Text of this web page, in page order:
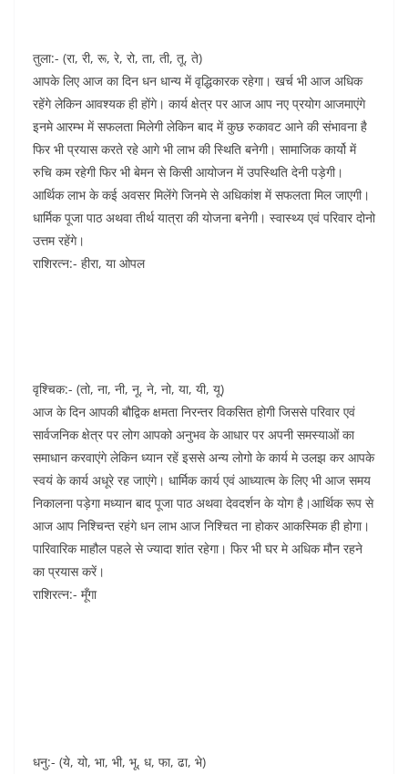
तुला:- (रा, री, रू, रे, रो, ता, ती, तू, ते)
आपके लिए आज का दिन धन धान्य में वृद्धिकारक रहेगा। खर्च भी आज अधिक
रहेंगे लेकिन आवश्यक ही होंगे। कार्य क्षेत्र पर आज आप नए प्रयोग आजमाएंगे
इनमे आरम्भ में सफलता मिलेगी लेकिन बाद में कुछ रुकावट आने की संभावना है
फिर भी प्रयास करते रहे आगे भी लाभ की स्थिति बनेगी। सामाजिक कार्यो में
रुचि कम रहेगी फिर भी बेमन से किसी आयोजन में उपस्थिति देनी पड़ेगी।
आर्थिक लाभ के कई अवसर मिलेंगे जिनमे से अधिकांश में सफलता मिल जाएगी।
धार्मिक पूजा पाठ अथवा तीर्थ यात्रा की योजना बनेगी। स्वास्थ्य एवं परिवार दोनो
उत्तम रहेंगे।
राशिरत्न:- हीरा, या ओपल
वृश्चिक:- (तो, ना, नी, नू, ने, नो, या, यी, यू)
आज के दिन आपकी बौद्विक क्षमता निरन्तर विकसित होगी जिससे परिवार एवं
सार्वजनिक क्षेत्र पर लोग आपको अनुभव के आधार पर अपनी समस्याओं का
समाधान करवाएंगे लेकिन ध्यान रहें इससे अन्य लोगो के कार्य मे उलझ कर आपके
स्वयं के कार्य अधूरे रह जाएंगे। धार्मिक कार्य एवं आध्यात्म के लिए भी आज समय
निकालना पड़ेगा मध्यान बाद पूजा पाठ अथवा देवदर्शन के योग है।आर्थिक रूप से
आज आप निश्चिन्त रहंगे धन लाभ आज निश्चित ना होकर आकस्मिक ही होगा।
पारिवारिक माहौल पहले से ज्यादा शांत रहेगा। फिर भी घर मे अधिक मौन रहने
का प्रयास करें।
राशिरत्न:- मूँगा
धनु:- (ये, यो, भा, भी, भू, ध, फा, ढा, भे)